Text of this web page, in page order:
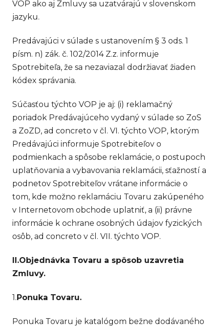
VOP ako aj Zmluvy sa uzatvárajú v slovenskom
jazyku.
Predávajúci v súlade s ustanovením § 3 ods. 1
písm. n) zák. č. 102/2014 Z.z. informuje
Spotrebiteľa, že sa nezaviazal dodržiavať žiaden
kódex správania.
Súčasťou týchto VOP je aj: (i) reklamačný
poriadok Predávajúceho vydaný v súlade so ZoS
a ZoZD, ad concreto v čl. VI. týchto VOP, ktorým
Predávajúci informuje Spotrebiteľov o
podmienkach a spôsobe reklamácie, o postupoch
uplatňovania a vybavovania reklamácii, sťažností a
podnetov Spotrebiteľov vrátane informácie o
tom, kde možno reklamáciu Tovaru zakúpeného
v Internetovom obchode uplatniť, a (ii) právne
informácie k ochrane osobných údajov fyzických
osôb, ad concreto v čl. VII. týchto VOP.
II.Objednávka Tovaru a spôsob uzavretia
Zmluvy.
1. Ponuka Tovaru.
Ponuka Tovaru je katalógom bežne dodávaného